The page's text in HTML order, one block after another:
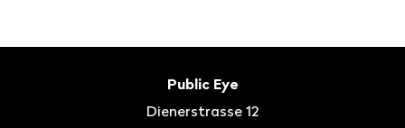
Public Eye
Dienerstrasse 12